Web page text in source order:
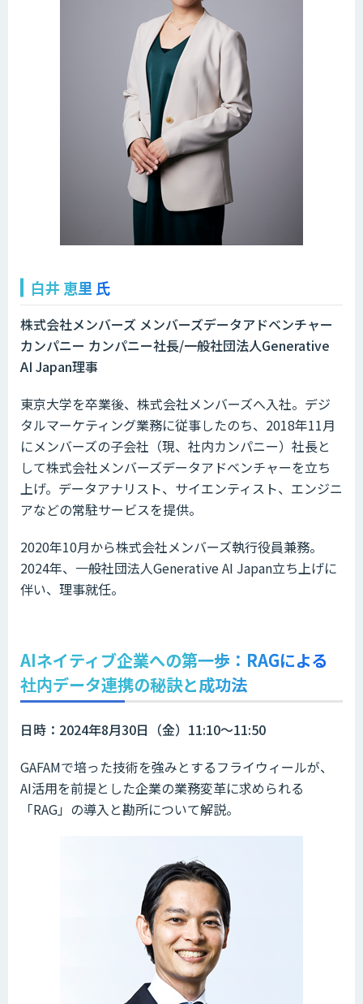
白井 恵里 氏
株式会社メンバーズ メンバーズデータアドベンチャー
カンパニー カンパニー社長/一般社団法人Generative
AI Japan理事
東京大学を卒業後、株式会社メンバーズへ入社。デジ
タルマーケティング業務に従事したのち、2018年11月
にメンバーズの子会社（現、社内カンパニー）社長と
して株式会社メンバーズデータアドベンチャーを立ち
上げ。データアナリスト、サイエンティスト、エンジニ
アなどの常駐サービスを提供。
2020年10月から株式会社メンバーズ執行役員兼務。
2024年、一般社団法人Generative AI Japan立ち上げに
伴い、理事就任。
AIネイティブ企業への第一歩：RAGによる
社内データ連携の秘訣と成功法
日時：2024年8月30日（金）11:10～11:50
GAFAMで培った技術を強みとするフライウィールが、
AI活用を前提とした企業の業務変革に求められる
「RAG」の導入と勘所について解説。